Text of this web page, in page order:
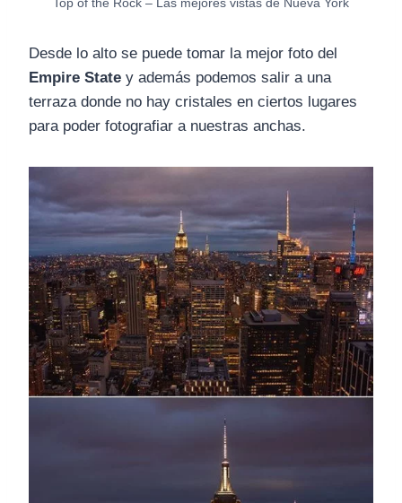
Top of the Rock – Las mejores vistas de Nueva York
Desde lo alto se puede tomar la mejor foto del
Empire State y además podemos salir a una
terraza donde no hay cristales en ciertos lugares
para poder fotografiar a nuestras anchas.